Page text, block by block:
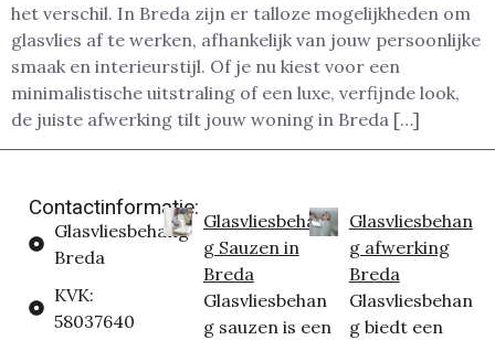
het verschil. In Breda zijn er talloze mogelijkheden om
glasvlies af te werken, afhankelijk van jouw persoonlijke
smaak en interieurstijl. Of je nu kiest voor een
minimalistische uitstraling of een luxe, verfijnde look,
de juiste afwerking tilt jouw woning in Breda […]
Contactinformatie:
Glasvliesbehang
Breda
KVK:
58037640
Glasvliesbehan
g Sauzen in
Breda
Glasvliesbehan
g sauzen is een
Glasvliesbehan
g afwerking
Breda
Glasvliesbehan
g biedt een